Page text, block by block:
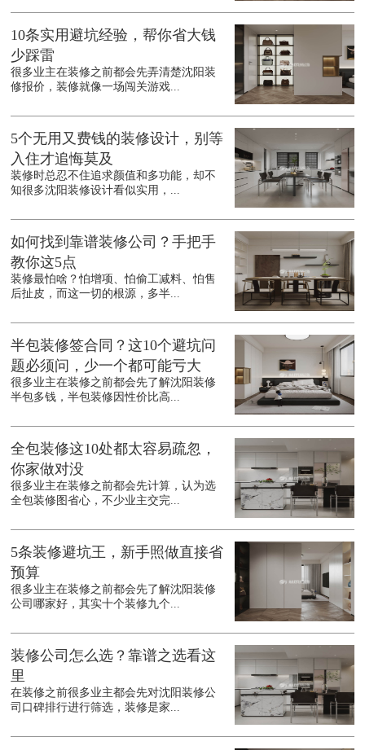
10条实用避坑经验，帮你省大钱
少踩雷
很多业主在装修之前都会先弄清楚沈阳装
修报价，装修就像一场闯关游戏...
5个无用又费钱的装修设计，别等
入住才追悔莫及
装修时总忍不住追求颜值和多功能，却不
知很多沈阳装修设计看似实用，...
如何找到靠谱装修公司？手把手
教你这5点
装修最怕啥？怕增项、怕偷工减料、怕售
后扯皮，而这一切的根源，多半...
半包装修签合同？这10个避坑问
题必须问，少一个都可能亏大
很多业主在装修之前都会先了解沈阳装修
半包多钱，半包装修因性价比高...
全包装修这10处都太容易疏忽，
你家做对没
很多业主在装修之前都会先计算，认为选
全包装修图省心，不少业主交完...
5条装修避坑王，新手照做直接省
预算
很多业主在装修之前都会先了解沈阳装修
公司哪家好，其实十个装修九个...
装修公司怎么选？靠谱之选看这
里
在装修之前很多业主都会先对沈阳装修公
司口碑排行进行筛选，装修是家...